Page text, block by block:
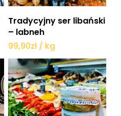
Dodaj do koszyka
Tradycyjny ser libański
– labneh
99,90zł / kg